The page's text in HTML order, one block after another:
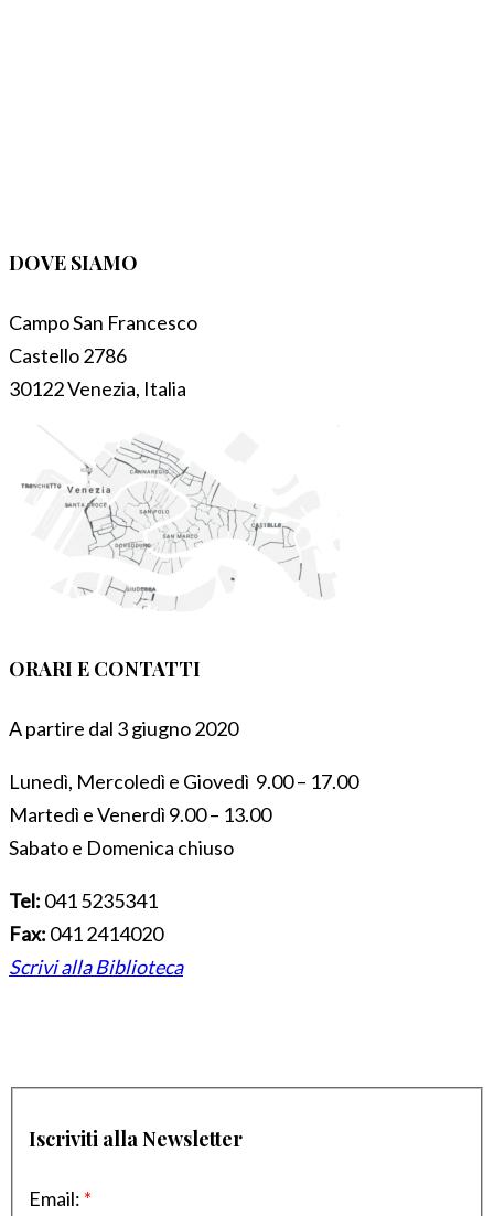
DOVE SIAMO
Campo San Francesco
Castello 2786
30122 Venezia, Italia
ORARI E CONTATTI
A partire dal 3 giugno 2020
Lunedì, Mercoledì e Giovedì 9.00 – 17.00
Martedì e Venerdì 9.00 – 13.00
Sabato e Domenica chiuso
Tel: 041 5235341
Fax: 041 2414020
Scrivi alla Biblioteca
Iscriviti alla Newsletter
Email: *